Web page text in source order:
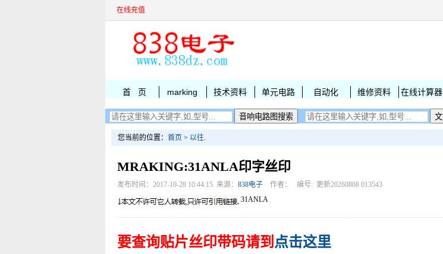
在线充值
首 页 marking 技术资料 单元电路 自动化 维修资料 在线计算器
您当前的位置： 首页 > 以往.
MRAKING:31ANLA印字丝印
发布时间：2017-10-28 10:44:15 来源： 838电子 作者： 编号: 更新20260808 013543
31ANLA
要查询贴片丝印带码请到 点击这里